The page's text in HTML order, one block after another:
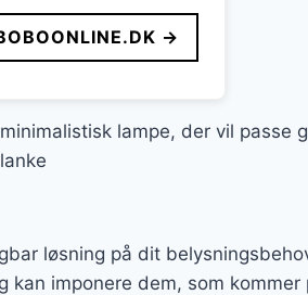
→
lampe, der vil passe
løsning på dit
imponere dem, som kommer